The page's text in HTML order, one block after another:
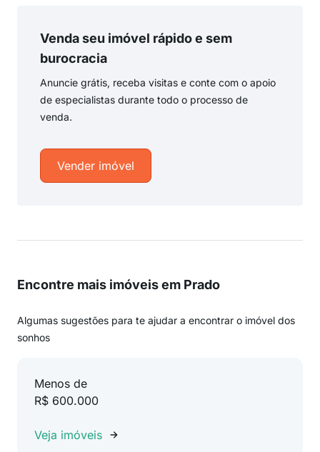
Venda seu imóvel rápido e sem
burocracia
Anuncie grátis, receba visitas e conte com o apoio
de especialistas durante todo o processo de
venda.
Vender imóvel
Encontre mais imóveis em Prado
Algumas sugestões para te ajudar a encontrar o imóvel dos
sonhos
Menos de
R$ 600.000
Veja imóveis